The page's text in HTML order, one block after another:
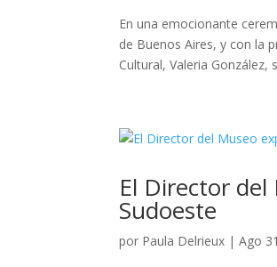
En una emocionante
de Buenos Aires, y con la
Cultural, Valeria González,
El Director
Sudoeste
por Paula Delrieux |Ago